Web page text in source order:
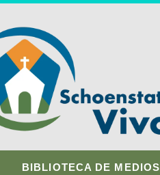
BIBLIOTECA DE MEDIOS